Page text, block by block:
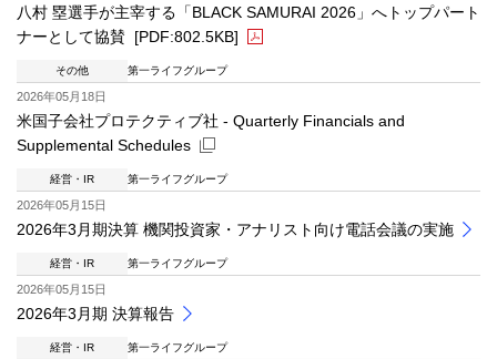
八村 塁選手が主宰する「BLACK SAMURAI 2026」へトップパート
ナーとして協賛 [PDF:802.5KB]
その他 第一ライフグループ
PDFファイルが新規ウィンドウで開きます
2026年05月18日
米国子会社プロテクティブ社 - Quarterly Financials and
Supplemental Schedules
経営・IR 第一ライフグループ
新規ウィンドウを開きます
2026年05月15日
2026年3月期決算 機関投資家・アナリスト向け電話会議の実施
経営・IR 第一ライフグループ
2026年05月15日
2026年3月期 決算報告
経営・IR 第一ライフグループ